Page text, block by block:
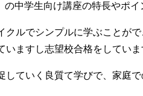
の中学生向け講座の特長やポイ
クルでシンプルに学ぶことが
いますし志望校合格をしていま
していく良質て学びで、家庭で